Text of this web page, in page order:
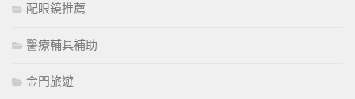
配眼鏡推薦
醫療輔具補助
金門旅遊